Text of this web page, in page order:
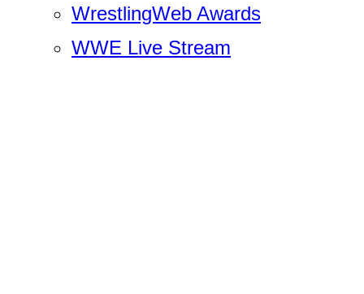
WrestlingWeb Awards
WWE Live Stream